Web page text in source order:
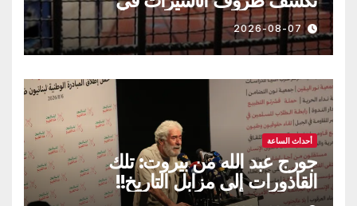
“الدامون”
2026-08-07
أحداث الساعة
جورج عبد الله من بيروت: تلك
القاذورات إلى مزابل التاريخ!!